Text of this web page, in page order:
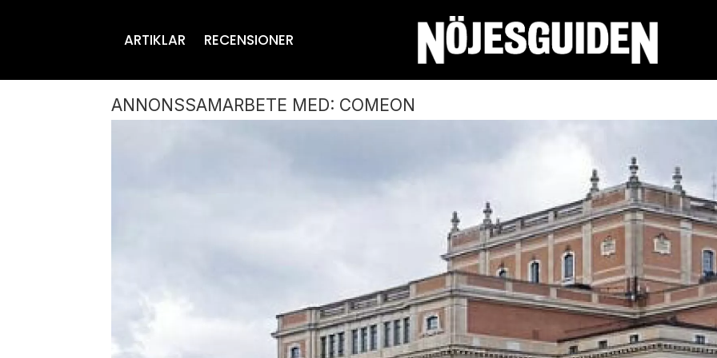
ARTIKLAR RECENSIONER
ANNONSSAMARBETE MED: COMEON